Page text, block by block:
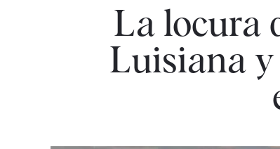
La locura
Luisiana